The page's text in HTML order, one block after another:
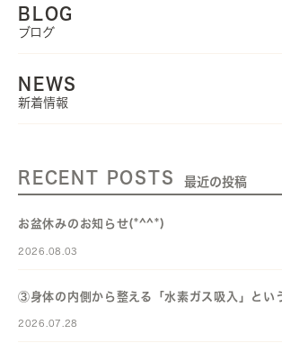
BLOG
ブログ
NEWS
新着情報
RECENT POSTS 最近の投稿
お盆休みのお知らせ(*^^*)
2026.08.03
③身体の内側から整える「水素ガス吸入」という
2026.07.28